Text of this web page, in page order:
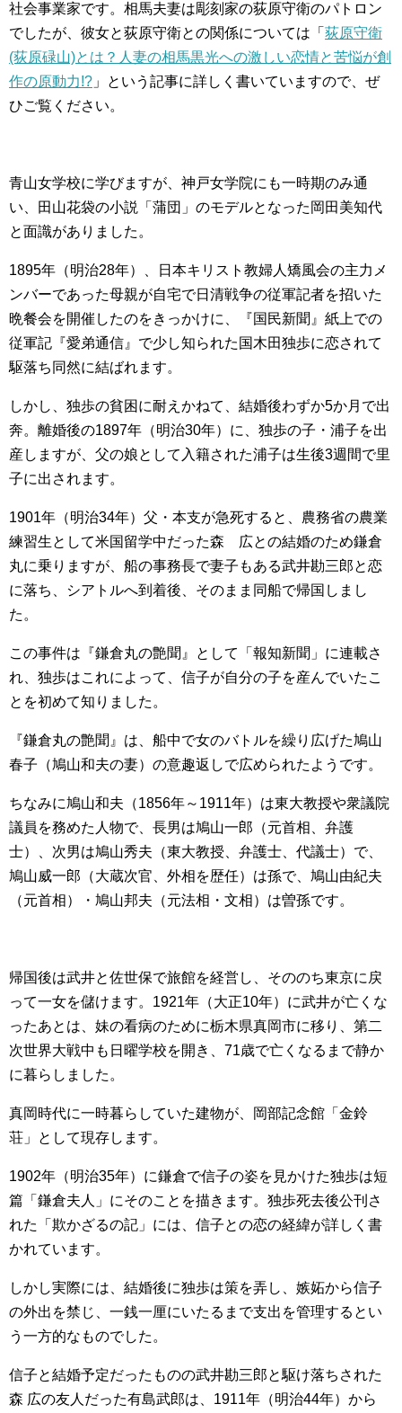
社会事業家です。相馬夫妻は彫刻家の荻原守衛のパトロン
でしたが、彼女と荻原守衛との関係については「 荻原守衛
(荻原碌山)とは？人妻の相馬黒光への激しい恋情と苦悩が創
作の原動力!? 」という記事に詳しく書いていますので、ぜ
ひご覧ください。
青山女学校に学びますが、神戸女学院にも一時期のみ通
い、田山花袋の小説「蒲団」のモデルとなった岡田美知代
と面識がありました。
1895年（明治28年）、日本キリスト教婦人矯風会の主力メ
ンバーであった母親が自宅で日清戦争の従軍記者を招いた
晩餐会を開催したのをきっかけに、『国民新聞』紙上での
従軍記『愛弟通信』で少し知られた国木田独歩に恋されて
駆落ち同然に結ばれます。
しかし、独歩の貧困に耐えかねて、結婚後わずか5か月で出
奔。離婚後の1897年（明治30年）に、独歩の子・浦子を出
産しますが、父の娘として入籍された浦子は生後3週間で里
子に出されます。
1901年（明治34年）父・本支が急死すると、農務省の農業
練習生として米国留学中だった森 広との結婚のため鎌倉
丸に乗りますが、船の事務長で妻子もある武井勘三郎と恋
に落ち、シアトルへ到着後、そのまま同船で帰国しまし
た。
この事件は『鎌倉丸の艶聞』として「報知新聞」に連載さ
れ、独歩はこれによって、信子が自分の子を産んでいたこ
とを初めて知りました。
『鎌倉丸の艶聞』は、船中で女のバトルを繰り広げた鳩山
春子（鳩山和夫の妻）の意趣返しで広められたようです。
ちなみに鳩山和夫（1856年～1911年）は東大教授や衆議院
議員を務めた人物で、長男は鳩山一郎（元首相、弁護
士）、次男は鳩山秀夫（東大教授、弁護士、代議士）で、
鳩山威一郎（大蔵次官、外相を歴任）は孫で、鳩山由紀夫
（元首相）・鳩山邦夫（元法相・文相）は曽孫です。
帰国後は武井と佐世保で旅館を経営し、そののち東京に戻
って一女を儲けます。1921年（大正10年）に武井が亡くな
ったあとは、妹の看病のために栃木県真岡市に移り、第二
次世界大戦中も日曜学校を開き、71歳で亡くなるまで静か
に暮らしました。
真岡時代に一時暮らしていた建物が、岡部記念館「金鈴
荘」として現存します。
1902年（明治35年）に鎌倉で信子の姿を見かけた独歩は短
篇「鎌倉夫人」にそのことを描きます。独歩死去後公刊さ
れた「欺かざるの記」には、信子との恋の経緯が詳しく書
かれています。
しかし実際には、結婚後に独歩は策を弄し、嫉妬から信子
の外出を禁じ、一銭一厘にいたるまで支出を管理するとい
う一方的なものでした。
信子と結婚予定だったものの武井勘三郎と駆け落ちされた
森 広の友人だった有島武郎は、1911年（明治44年）から